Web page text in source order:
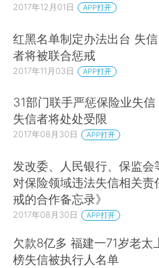
2017年12月01日 APP打开
红黑名单制定办法出台 失信
者将被联合惩戒
2017年11月03日 APP打开
31部门联手严惩保险业失信
失信者将处处受限
2017年08月30日 APP打开
发改委、人民银行、保监
对保险领域违法失信相关责
戒的合作备忘录》
2017年08月30日 APP打开
欠款8亿多 福建一71岁老太
榜失信被执行人名单